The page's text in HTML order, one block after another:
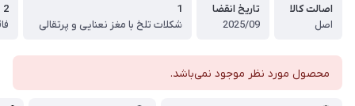
اصالت کالا
اصل
تاریخ انقضا
2025/09
1
شکلات تلخ با مغز نعنایی و پرتقالی
2
محصول مورد نظر موجود نمی‌باشد.